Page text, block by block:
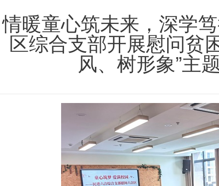
情暖童心筑未来，深学
区综合支部开展慰问贫
风、树形象”主